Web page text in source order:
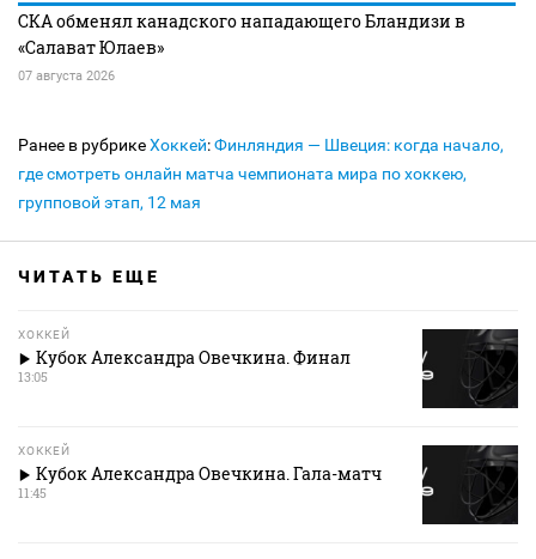
СКА обменял канадского нападающего Бландизи в
«Салават Юлаев»
07 августа 2026
Ранее в рубрикеХоккей:Финляндия — Швеция: когда начало,
где смотреть онлайн матча чемпионата мира по хоккею,
групповой этап, 12 мая
ЧИТАТЬ ЕЩЕ
ХОККЕЙ
Кубок Александра Овечкина. Финал
13:05
ХОККЕЙ
Кубок Александра Овечкина. Гала-матч
11:45